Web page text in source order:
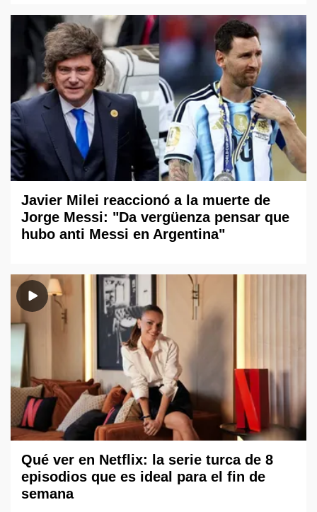
Javier Milei reaccionó a la muerte de
Jorge Messi: "Da vergüenza pensar que
hubo anti Messi en Argentina"
Qué ver en Netflix: la serie turca de 8
episodios que es ideal para el fin de
semana